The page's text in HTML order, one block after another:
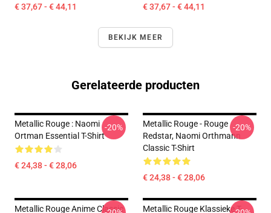
€ 37,67 - € 44,11 € 37,67 - € 44,11
BEKIJK MEER
Gerelateerde producten
Metallic Rouge : Naomi
Ortman Essential T-Shirt
€ 24,38 - € 28,06
-20%
Metallic Rouge - Rouge
Redstar, Naomi Orthmann
Classic T-Shirt
€ 24,38 - € 28,06
-20%
Metallic Rouge Anime Classic
Metallic Rouge Klassieke T-